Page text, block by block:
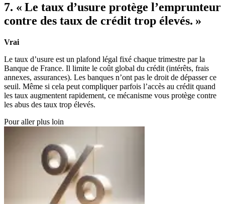
7. « Le taux d’usure protège l’emprunteur
contre des taux de crédit trop élevés. »
Vrai
Le taux d’usure est un plafond légal fixé chaque trimestre par la
Banque de France. Il limite le coût global du crédit (intérêts, frais
annexes, assurances). Les banques n’ont pas le droit de dépasser ce
seuil. Même si cela peut compliquer parfois l’accès au crédit quand
les taux augmentent rapidement, ce mécanisme vous protège contre
les abus des taux trop élevés.
Pour aller plus loin